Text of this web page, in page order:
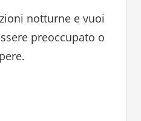
notturne e vuoi
preoccupato o